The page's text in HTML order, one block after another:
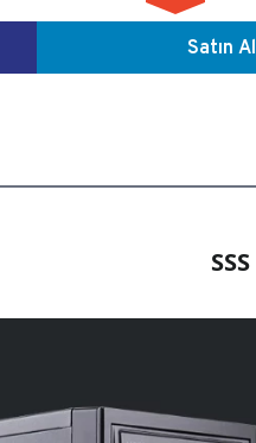
Satın Al
SSS